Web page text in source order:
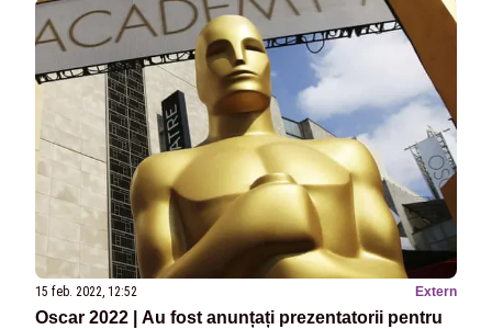
15 feb. 2022, 12:52 Extern
Oscar 2022 | Au fost anunțați prezentatorii pentru